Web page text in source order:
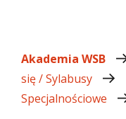
Akademia WSB
się / Sylabusy
Specjalnościowe